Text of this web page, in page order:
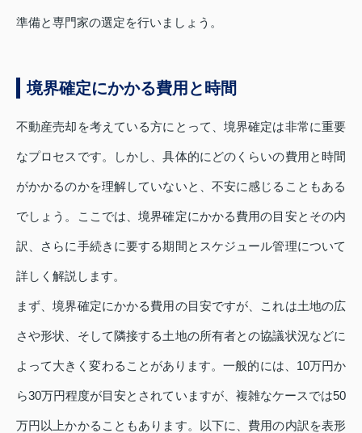
準備と専門家の選定を行いましょう。
境界確定にかかる費用と時間
不動産売却を考えている方にとって、境界確定は非常に重要
なプロセスです。しかし、具体的にどのくらいの費用と時間
がかかるのかを理解していないと、不安に感じることもある
でしょう。ここでは、境界確定にかかる費用の目安とその内
訳、さらに手続きに要する期間とスケジュール管理について
詳しく解説します。
まず、境界確定にかかる費用の目安ですが、これは土地の広
さや形状、そして隣接する土地の所有者との協議状況などに
よって大きく変わることがあります。一般的には、10万円か
ら30万円程度が目安とされていますが、複雑なケースでは50
万円以上かかることもあります。以下に、費用の内訳を表形